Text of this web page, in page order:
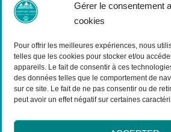
Gérer le consentement
cookies
Pour offrir les meilleures expériences, nous
telles que les cookies pour stocker et/ou
appareils. Le fait de consentir à ces
des données telles que le comportement de
sur ce site. Le fait de ne pas consentir ou de
peut avoir un effet négatif sur certaines
Nom*
E-mail*
Site web